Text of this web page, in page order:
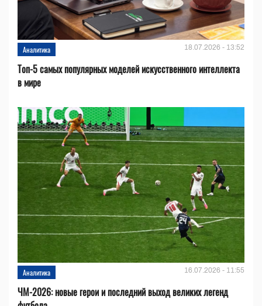
Аналитика 18.07.2026 - 13:52
Топ-5 самых популярных моделей искусственного интеллекта
в мире
Аналитика 16.07.2026 - 11:55
ЧМ-2026: новые герои и последний выход великих легенд